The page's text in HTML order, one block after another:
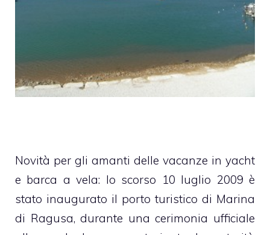
Novità per gli amanti delle vacanze in yacht
e barca a vela: lo scorso 10 luglio 2009 è
stato inaugurato il porto turistico di Marina
di Ragusa, durante una cerimonia ufficiale